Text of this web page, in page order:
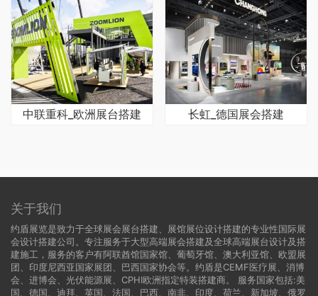
中联重科_欧洲展台搭建 长虹_德国展会搭建
关于我们
约盾展览是致力于全球展会展台搭建、展馆展位设计搭建的专业性国际展
会设计搭建公司。专注服务于大型高端展会搭建及全球高端展台设计及搭
建施工，服务的客户有阿联酋馆国家馆、葡萄牙馆、澳大利亚馆、欧盟展
团、印度尼西亚国家展团、巴西国家协会等。约盾是CEMF医疗展、消博
会、进博会、光伏能源展、CPHI欧洲指定特装搭建商。 服务国家包括:美
国
德国 、迪拜、英国、法国、巴西、南非、印度、荷兰、新加坡、俄罗